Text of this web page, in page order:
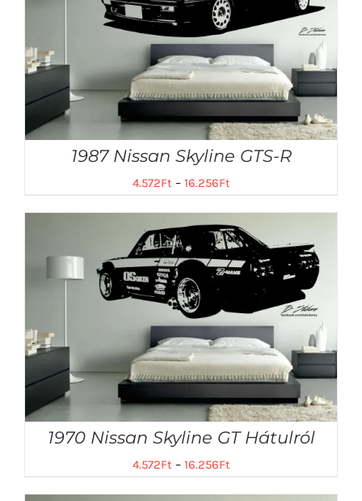
1987 Nissan Skyline GTS-R
4.572Ft– 16.256Ft
1970 Nissan Skyline GT Hátulról
4.572Ft– 16.256Ft